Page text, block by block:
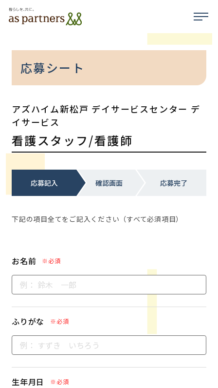
応募シート
アズハイム新松戸 デイサービスセンター デ
イサービス
看護スタッフ/看護師
応募記入 確認画面 応募完了
下記の項目全てをご記入ください（すべて必須項目）
お名前 ※必須
ふりがな ※必須
生年月日 ※必須